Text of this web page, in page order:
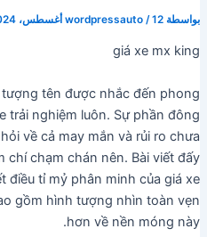
بواسطة wordpressauto/12 أغسطس، 2024
giá xe mx king
tên được nhắc đến phong
trải nghiệm luôn. Sự phần đông
về cả may mắn và rủi ro chưa
chạm chán nên. Bài viết đấy
điều tỉ mỷ phân minh của giá xe
gồm hình tượng nhìn toàn vẹn
hơn về nền móng này.